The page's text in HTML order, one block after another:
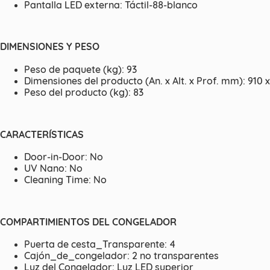
Pantalla LED externa: Táctil-88-blanco
DIMENSIONES Y PESO
Peso de paquete (kg): 93
Dimensiones del producto (An. x Alt. x Prof. mm): 910 x
Peso del producto (kg): 83
CARACTERÍSTICAS
Door-in-Door: No
UV Nano: No
Cleaning Time: No
COMPARTIMIENTOS DEL CONGELADOR
Puerta de cesta_Transparente: 4
Cajón_de_congelador: 2 no transparentes
Luz del Congelador: Luz LED superior